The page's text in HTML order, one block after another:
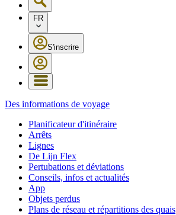
FR
S'inscrire
Des informations de voyage
Planificateur d'itinéraire
Arrêts
Lignes
De Lijn Flex
Pertubations et déviations
Conseils, infos et actualités
App
Objets perdus
Plans de réseau et répartitions des quais